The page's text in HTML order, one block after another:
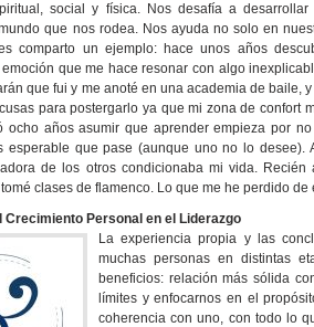
social y física. Nos desafía a
que nos rodea. Nos ayuda no solo en
comparto un ejemplo: hace unos años
que me hace resonar con algo
que fui y me anoté en una academia de baile,
para postergarlo ya que mi zona de confort
ocho años asumir que aprender empieza por
esperable que pase (aunque uno no lo desee).
de los otros condicionaba mi vida.
clases de flamenco. Lo que me he perdido
Crecimiento Personal en el Liderazgo
La experiencia propia y las
muchas personas en distintas
beneficios: relación más sólida
límites y enfocarnos en el
coherencia con uno, con todo lo